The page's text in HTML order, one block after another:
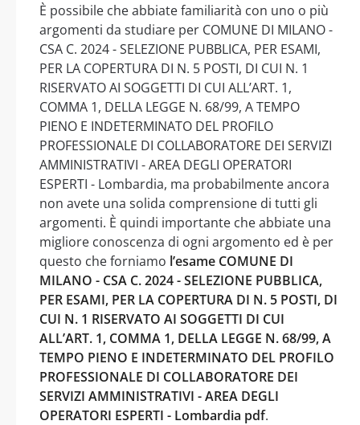
È possibile che abbiate familiarità con uno o più
argomenti da studiare per COMUNE DI MILANO -
CSA C. 2024 - SELEZIONE PUBBLICA, PER ESAMI,
PER LA COPERTURA DI N. 5 POSTI, DI CUI N. 1
RISERVATO AI SOGGETTI DI CUI ALL’ART. 1,
COMMA 1, DELLA LEGGE N. 68/99, A TEMPO
PIENO E INDETERMINATO DEL PROFILO
PROFESSIONALE DI COLLABORATORE DEI SERVIZI
AMMINISTRATIVI - AREA DEGLI OPERATORI
ESPERTI - Lombardia, ma probabilmente ancora
non avete una solida comprensione di tutti gli
argomenti. È quindi importante che abbiate una
migliore conoscenza di ogni argomento ed è per
questo che forniamo l’esame COMUNE DI
MILANO - CSA C. 2024 - SELEZIONE PUBBLICA,
PER ESAMI, PER LA COPERTURA DI N. 5 POSTI, DI
CUI N. 1 RISERVATO AI SOGGETTI DI CUI
ALL’ART. 1, COMMA 1, DELLA LEGGE N. 68/99, A
TEMPO PIENO E INDETERMINATO DEL PROFILO
PROFESSIONALE DI COLLABORATORE DEI
SERVIZI AMMINISTRATIVI - AREA DEGLI
OPERATORI ESPERTI - Lombardia pdf.